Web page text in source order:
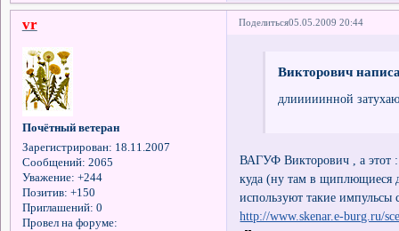
Поделиться05.05.2009 20:44
vr
Почётный ветеран
Зарегистрирован: 18.11.2007
Сообщений: 2065
Уважение: +244
Позитив: +150
Приглашений: 0
Провел на форуме:
Викторович
длииииинной
ВАГУФ Викторович , а этот
куда (ну там в щиплющиеся
используют такие импульсы
http://www.skenar.e-burg.ru/